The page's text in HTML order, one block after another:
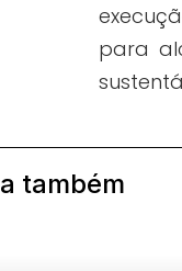
para
também